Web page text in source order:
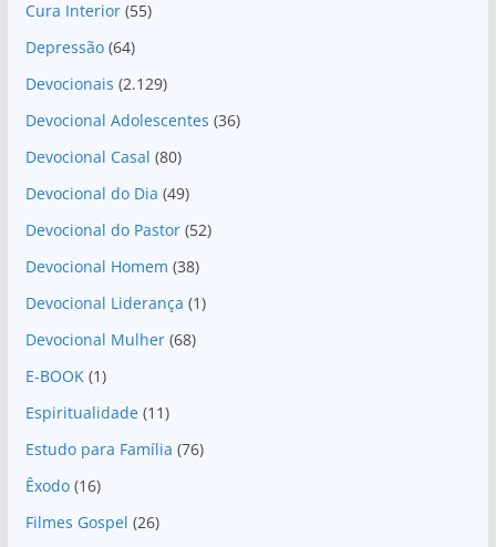
Cura Interior(55)
Depressão(64)
Devocionais (2.129)
Devocional Adolescentes (36)
Devocional Casal (80)
Devocional do Dia (49)
Devocional do Pastor(52)
Devocional Homem (38)
Devocional Liderança (1)
Devocional Mulher(68)
E-BOOK(1)
Espiritualidade(11)
Estudo para Família (76)
Êxodo(16)
Filmes Gospel (26)